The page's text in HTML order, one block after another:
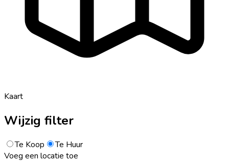
Kaart
Wijzig filter
Te Koop
Te Huur
Voeg een locatie toe